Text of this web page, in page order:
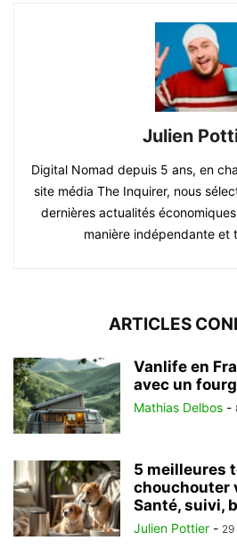
Julien
Digital Nomad depuis 5 ans, en
site média The Inquirer, nous
dernières actualités
manière indépendante et
ARTICLES
Vanlife en
avec un
Mathias Delbos -
5 meilleures
chouchouter
Santé, suivi,
Julien Pottier - 29